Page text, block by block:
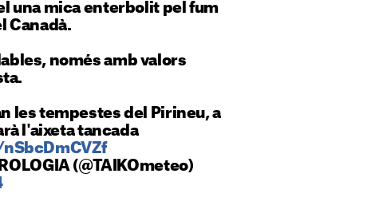
una mica enterbolit pel fum
Canadà.
només amb valors
les tempestes del Pirineu, a
l'aixeta tancada
(@TAIKOmeteo)